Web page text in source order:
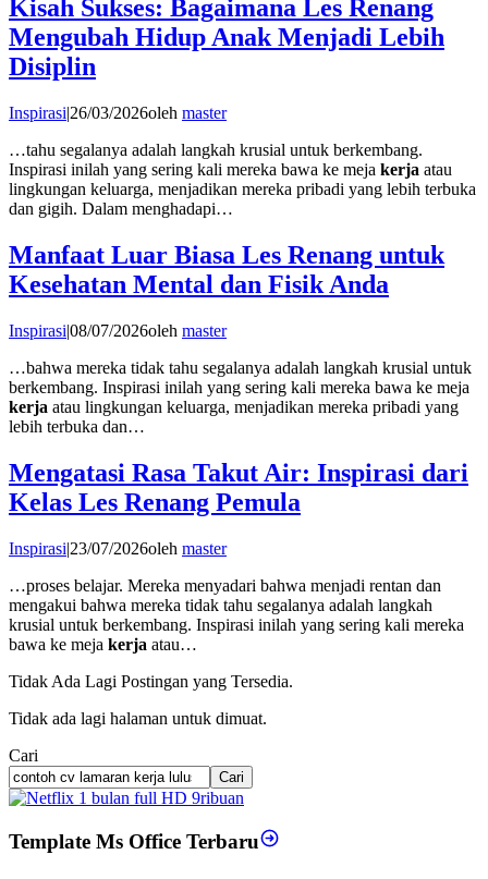
Kisah Sukses: Bagaimana Les Renang
Mengubah Hidup Anak Menjadi Lebih
Disiplin
Inspirasi|26/03/2026oleh master
…tahu segalanya adalah langkah krusial untuk berkembang.
Inspirasi inilah yang sering kali mereka bawa ke meja kerja atau
lingkungan keluarga, menjadikan mereka pribadi yang lebih terbuka
dan gigih. Dalam menghadapi…
Manfaat Luar Biasa Les Renang untuk
Kesehatan Mental dan Fisik Anda
Inspirasi|08/07/2026oleh master
…bahwa mereka tidak tahu segalanya adalah langkah krusial untuk
berkembang. Inspirasi inilah yang sering kali mereka bawa ke meja
kerja atau lingkungan keluarga, menjadikan mereka pribadi yang
lebih terbuka dan…
Mengatasi Rasa Takut Air: Inspirasi dari
Kelas Les Renang Pemula
Inspirasi|23/07/2026oleh master
…proses belajar. Mereka menyadari bahwa menjadi rentan dan
mengakui bahwa mereka tidak tahu segalanya adalah langkah
krusial untuk berkembang. Inspirasi inilah yang sering kali mereka
bawa ke meja kerja atau…
Tidak Ada Lagi Postingan yang Tersedia.
Tidak ada lagi halaman untuk dimuat.
Cari
Cari
Template Ms Office Terbaru